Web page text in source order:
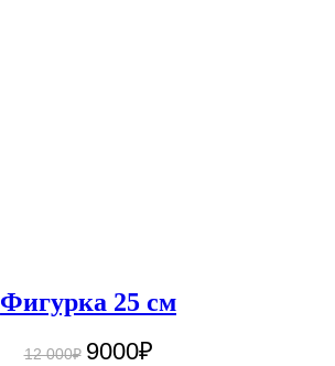
Фигурка 25 см
12 000₽ 9000₽